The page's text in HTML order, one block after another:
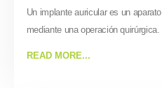
Un implante auricular es un
mediante una operación quirúrgica.
READ MORE...